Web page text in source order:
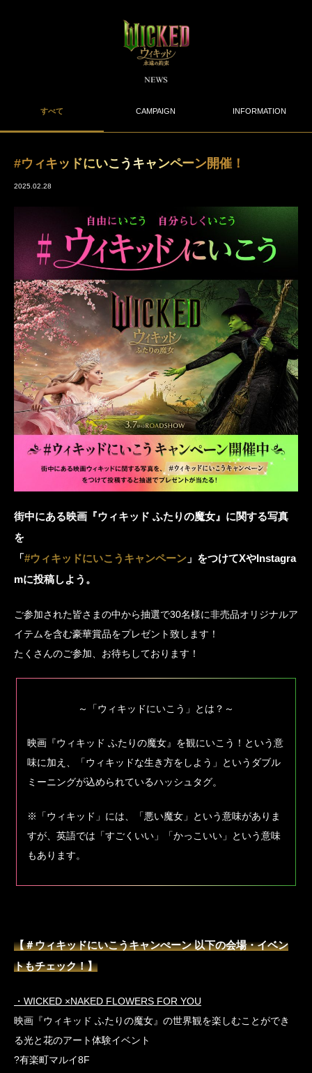
すべて CAMPAIGN INFORMATION
#ウィキッドにいこうキャンペーン開催！
2025.02.28
街中にある映画『ウィキッド ふたりの魔女』に関する写真
を
「#ウィキッドにいこうキャンペーン 」をつけてXやInstagra
mに投稿しよう。
ご参加された皆さまの中から抽選で30名様に非売品オリジナルア
イテムを含む豪華賞品をプレゼント致します！
たくさんのご参加、お待ちしております！
～「ウィキッドにいこう」とは？～
映画『ウィキッド ふたりの魔女』を観にいこう！という意
味に加え、「ウィキッドな生き方をしよう」というダブル
ミーニングが込められているハッシュタグ。
※「ウィキッド」には、「悪い魔女」という意味がありま
すが、英語では「すごくいい」「かっこいい」という意味
もあります。
【＃ウィキッドにいこうキャンぺーン 以下の会場・イベン
トもチェック！】
・WICKED ×NAKED FLOWERS FOR YOU
映画『ウィキッド ふたりの魔女』の世界観を楽しむことができ
る光と花のアート体験イベント
?有楽町マルイ8F